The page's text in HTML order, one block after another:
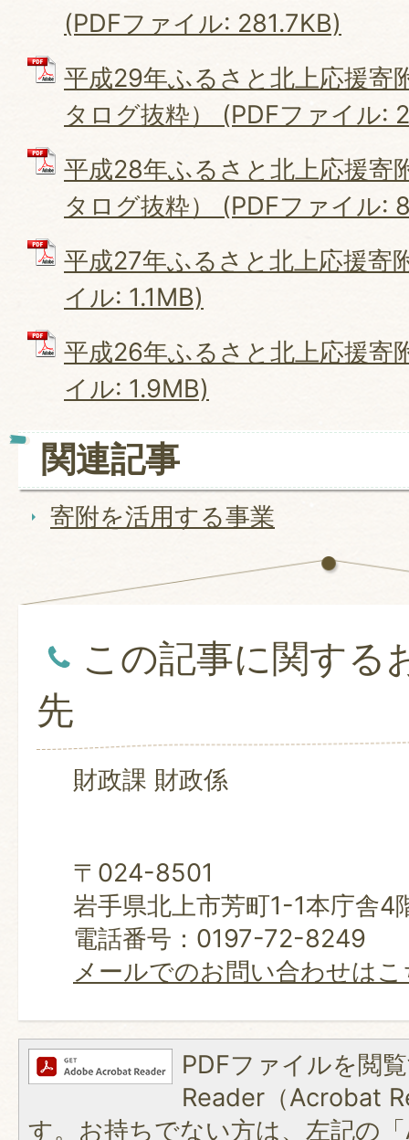
(PDFファイル: 281.7KB)
平成29年ふるさと北上応援寄
タログ抜粋） (PDFファイル:
平成28年ふるさと北上応援寄
タログ抜粋） (PDFファイル:
平成27年ふるさと北上応援寄
イル: 1.1MB)
平成26年ふるさと北上応援寄
イル: 1.9MB)
関連記事
寄附を活用する事業
この記事に関する
先
財政課 財政係
〒024-8501
岩手県北上市芳町1-1本庁舎4
電話番号：0197-72-8249
メールでのお問い合わせは
PDFファイルを閲
Reader（Acrobat
す。お持ちでない方は、左記の